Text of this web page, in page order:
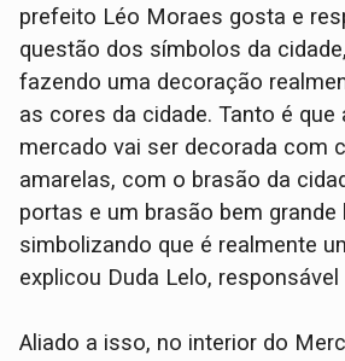
prefeito Léo Moraes gosta e
questão dos símbolos da
fazendo uma decoração
as cores da cidade. Tanto é que
mercado vai ser decorada com
amarelas, com o brasão da
portas e um brasão bem grande
simbolizando que é realmente
explicou Duda Lelo,
Aliado a isso, no interior do